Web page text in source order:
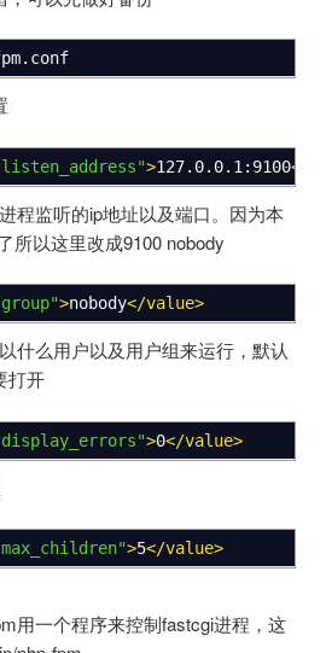
>127.0.0.1:9100</
程监听的ip地址以及端口。因为本
所以这里改成9100 nobody
>nobody</value>
什么用户以及用户组来运行，默认
打开
>0</value>
>5</value>
用一个程序来控制fastcgi进程，这